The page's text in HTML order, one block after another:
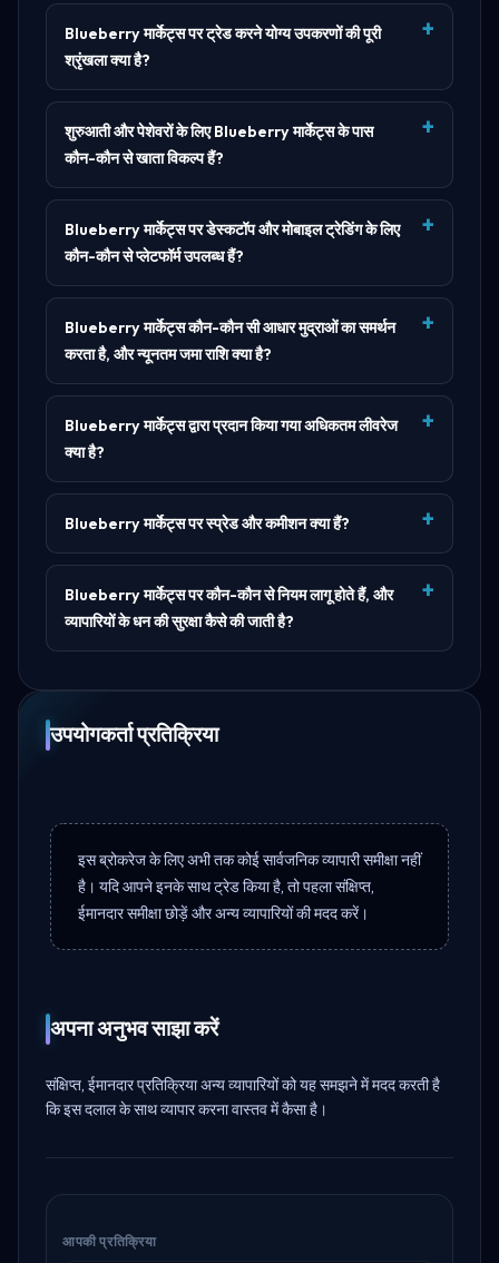
Blueberry मार्केट्स पर ट्रेड करने योग्य उपकरणों की पूरी
श्रृंखला क्या है?
शुरुआती और पेशेवरों के लिए Blueberry मार्केट्स के पास
कौन-कौन से खाता विकल्प हैं?
Blueberry मार्केट्स पर डेस्कटॉप और मोबाइल ट्रेडिंग के लिए
कौन-कौन से प्लेटफॉर्म उपलब्ध हैं?
Blueberry मार्केट्स कौन-कौन सी आधार मुद्राओं का समर्थन
करता है, और न्यूनतम जमा राशि क्या है?
Blueberry मार्केट्स द्वारा प्रदान किया गया अधिकतम लीवरेज
क्या है?
Blueberry मार्केट्स पर स्प्रेड और कमीशन क्या हैं?
Blueberry मार्केट्स पर कौन-कौन से नियम लागू होते हैं, और
व्यापारियों के धन की सुरक्षा कैसे की जाती है?
उपयोगकर्ता प्रतिक्रिया
इस ब्रोकरेज के लिए अभी तक कोई सार्वजनिक व्यापारी समीक्षा नहीं
है। यदि आपने इनके साथ ट्रेड किया है, तो पहला संक्षिप्त,
ईमानदार समीक्षा छोड़ें और अन्य व्यापारियों की मदद करें।
अपना अनुभव साझा करें
संक्षिप्त, ईमानदार प्रतिक्रिया अन्य व्यापारियों को यह समझने में मदद करती है
कि इस दलाल के साथ व्यापार करना वास्तव में कैसा है।
आपकी प्रतिक्रिया